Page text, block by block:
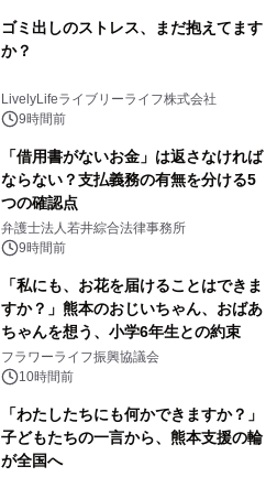
ゴミ出しのストレス、まだ抱えてます
か？
LivelyLifeライブリーライフ株式会社
9時間前
「借用書がないお金」は返さなければ
ならない？支払義務の有無を分ける5
つの確認点
弁護士法人若井綜合法律事務所
9時間前
「私にも、お花を届けることはできま
すか？」熊本のおじいちゃん、おばあ
ちゃんを想う、小学6年生との約束
フラワーライフ振興協議会
10時間前
「わたしたちにも何かできますか？」
子どもたちの一言から、熊本支援の輪
が全国へ